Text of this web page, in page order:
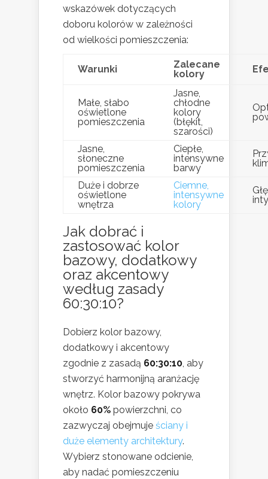
wskazówek dotyczących
doboru kolorów w zależności
od wielkości pomieszczenia:
Warunki
Zalecane
kolory
Małe, słabo
oświetlone
pomieszczenia
Jasne,
chłodne
kolory
(błękit,
szarości)
Jasne,
słoneczne
pomieszczenia
Ciepłe,
intensywne
barwy
Duże i dobrze
oświetlone
wnętrza
Ciemne,
intensywne
kolory
Jak dobrać i
zastosować kolor
bazowy, dodatkowy
oraz akcentowy
według zasady
60:30:10?
Dobierz kolor bazowy,
dodatkowy i akcentowy
zgodnie z zasadą 60:30:10, aby
stworzyć harmonijną aranżację
wnętrz. Kolor bazowy pokrywa
około 60% powierzchni, co
zazwyczaj obejmuje ściany i
duże elementy architektury.
Wybierz stonowane odcienie,
aby nadać pomieszczeniu